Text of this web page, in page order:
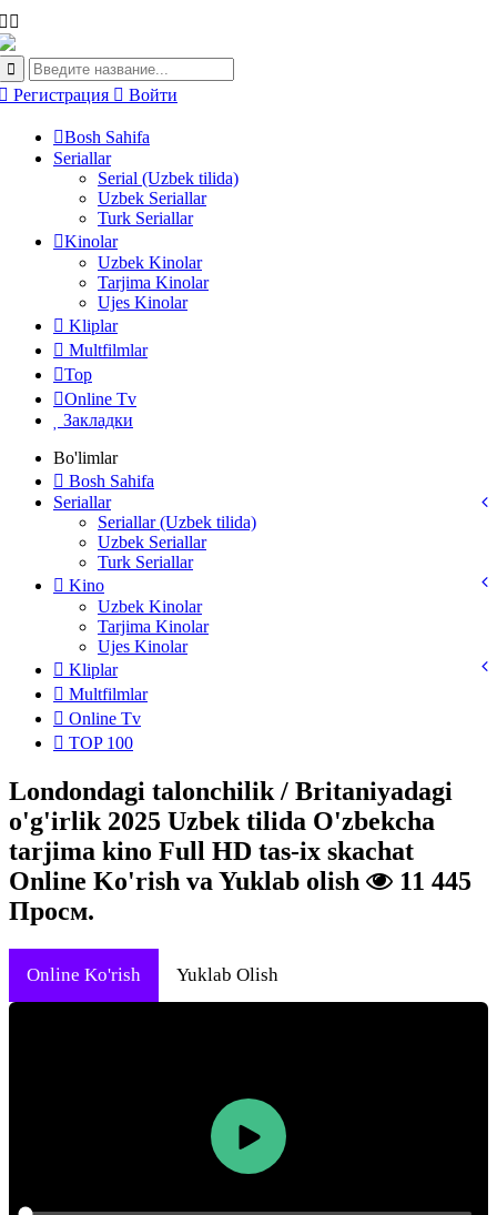
Регистрация Войти
Bosh Sahifa
Seriallar
Serial (Uzbek tilida)
Uzbek Seriallar
Turk Seriallar
Kinolar
Uzbek Kinolar
Tarjima Kinolar
Ujes Kinolar
Kliplar
Multfilmlar
Top
Online Tv
Закладки
Bo'limlar
Bosh Sahifa
Seriallar
Seriallar (Uzbek tilida)
Uzbek Seriallar
Turk Seriallar
Kino
Uzbek Kinolar
Tarjima Kinolar
Ujes Kinolar
Kliplar
Multfilmlar
Online Tv
TOP 100
Londondagi talonchilik / Britaniyadagi
o'g'irlik 2025 Uzbek tilida O'zbekcha
tarjima kino Full HD tas-ix skachat
Online Ko'rish va Yuklab olish
11 445
Просм.
Online Ko'rish Yuklab Olish